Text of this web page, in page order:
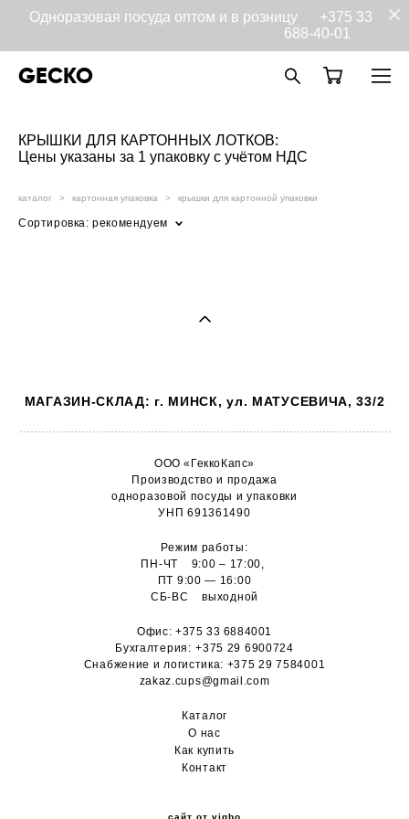
Одноразовая посуда оптом и в розницу +375 33
688-40-01
GECKO
КРЫШКИ ДЛЯ ​​КАРТОННЫХ ЛОТКОВ:
Цены указаны за 1 упаковку с учётом НДС
каталог > картонная упаковка > крышки для картонной упаковки
Сортировка: рекомендуем
МАГАЗИН-СКЛАД: г. МИНСК, ул. МАТУСЕВИЧА, 33/2
ООО «ГеккоКапс»
Производство и продажа
одноразовой посуды и упаковки
УНП 691361490
Режим работы:
ПН-ЧТ 9:00 – 17:00,
ПТ 9:00 — 16:00
СБ-ВС выходной
Офис:+375 33 6884001
Бухгалтерия: +375 29 6900724
Снабжение и логистика: +375 29 7584001
zakaz.cups@gmail.com
Каталог
О нас
Как купить
Контакт
сайт от vigbo